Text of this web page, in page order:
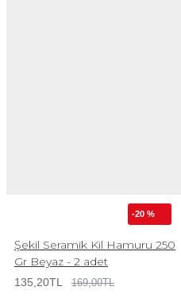
-20 %
Şekil Seramik Kil Hamuru 250
Gr Beyaz - 2 adet
135,20TL 169,00TL